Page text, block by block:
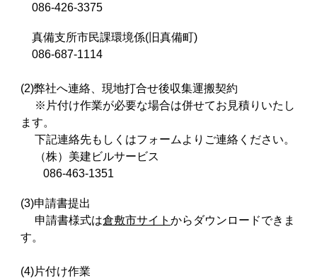
086-426-3375
真備支所市民課環境係(旧真備町)
086-687-1114
(2)弊社へ連絡、現地打合せ後収集運搬契約
※片付け作業が必要な場合は併せてお見積りいたし
ます。
下記連絡先もしくはフォーム よりご連絡ください。
（株）美建ビルサービス
086-463-1351
(3)申請書提出
申請書様式は倉敷市サイトからダウンロードできま
す。
(4)片付け作業